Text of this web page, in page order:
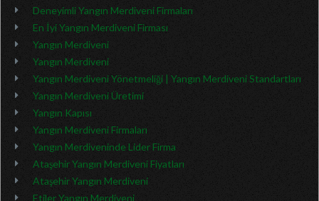
Deneyimli Yangın Merdiveni Firmaları
En İyi Yangın Merdiveni Firması
Yangın Merdiveni
Yangın Merdiveni
Yangın Merdiveni Yönetmeliği | Yangın Merdiveni Standartları
Yangın Merdiveni Üretimi
Yangın Kapısı
Yangın Merdiveni Firmaları
Yangın Merdiveninde Lider Firma
Ataşehir Yangın Merdiveni Fiyatları
Ataşehir Yangın Merdiveni
Etiler Yangın Merdiveni